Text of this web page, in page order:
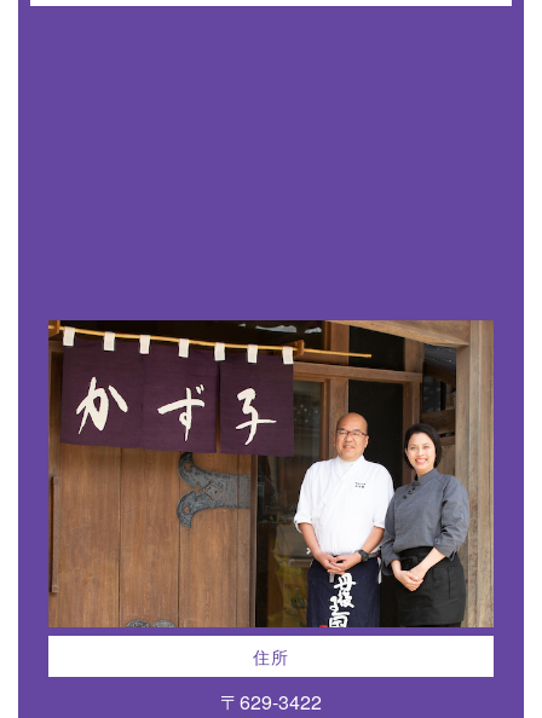
住所
〒629-3422